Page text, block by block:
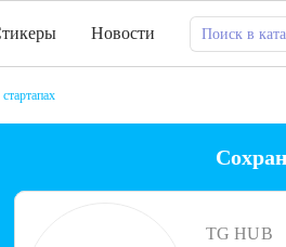
Новости
TG HUB